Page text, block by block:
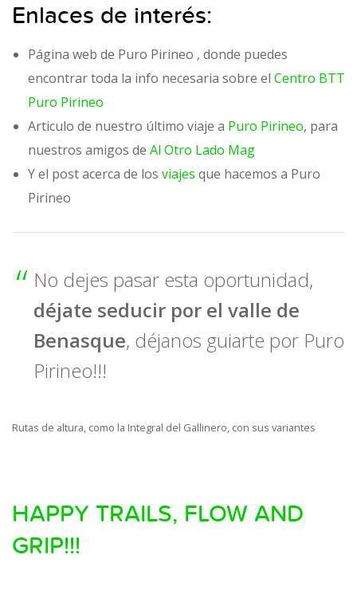
Enlaces de interés:
Página web de Puro Pirineo , donde puedes
encontrar toda la info necesaria sobre el Centro BTT
Puro Pirineo
Articulo de nuestro último viaje a Puro Pirineo, para
nuestros amigos de Al Otro Lado Mag
Y el post acerca de los viajes que hacemos a Puro
Pirineo
No dejes pasar esta oportunidad,
déjate seducir por el valle de
Benasque, déjanos guiarte por Puro
Pirineo!!!​
Rutas de altura, como la Integral del Gallinero, con sus variantes
HAPPY TRAILS, FLOW AND
GRIP!!!